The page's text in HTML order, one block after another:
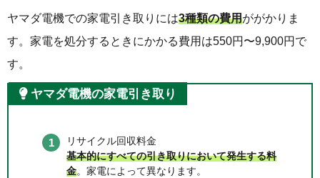
ヤマダ電機での家電引き取りには3種類の費用ががかりま
す。家電を処分するときにかかる費用は550円〜9,900円で
す。
ヤマダ電機の家電引き取り
リサイクル回収料金
基本的にすべての引き取りにおいて発生する料
金。家電によって異なります。